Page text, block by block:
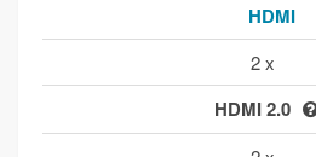
HDMI
2 x
HDMI 2.0